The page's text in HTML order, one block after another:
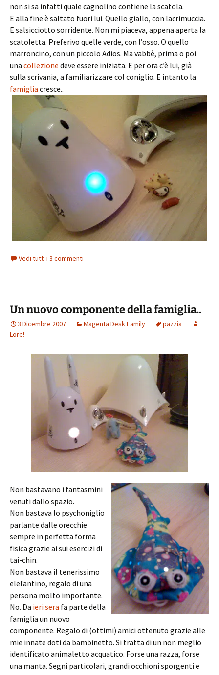
non si sa infatti quale cagnolino contiene la scatola.
E alla fine è saltato fuori lui. Quello giallo, con lacrimuccia.
E salsicciotto sorridente. Non mi piaceva, appena aperta la
scatoletta. Preferivo quelle verde, con l’osso. O quello
marroncino, con un piccolo Adios. Ma vabbè, prima o poi
una collezione deve essere iniziata. E per ora c’è lui, già
sulla scrivania, a familiarizzare col coniglio. E intanto la
famiglia cresce..
Vedi tutti i 3 commenti
Un nuovo componente della famiglia..
3 Dicembre 2007 Magenta Desk Family
pazzia
Lore!
Non bastavano i fantasmini
venuti dallo spazio.
Non bastava lo psychoniglio
parlante dalle orecchie
sempre in perfetta forma
fisica grazie ai sui esercizi di
tai-chin.
Non bastava il tenerissimo
elefantino, regalo di una
persona molto importante.
No. Da ieri sera fa parte della
famiglia un nuovo
componente. Regalo di (ottimi) amici ottenuto grazie alle
mie innate doti da bambinetto. Si tratta di un non meglio
identificato animaletto acquatico. Forse una razza, forse
una manta. Segni particolari, grandi occhioni sporgenti e